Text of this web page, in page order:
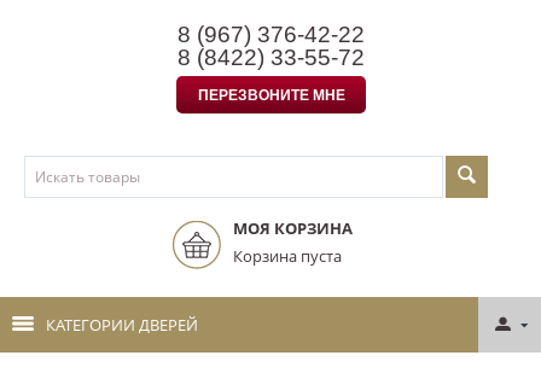
8 (967) 376-42-22
8 (8422) 33-55-72
ПЕРЕЗВОНИТЕ МНЕ
МОЯ КОРЗИНА
Корзина пуста
КАТЕГОРИИ ДВЕРЕЙ